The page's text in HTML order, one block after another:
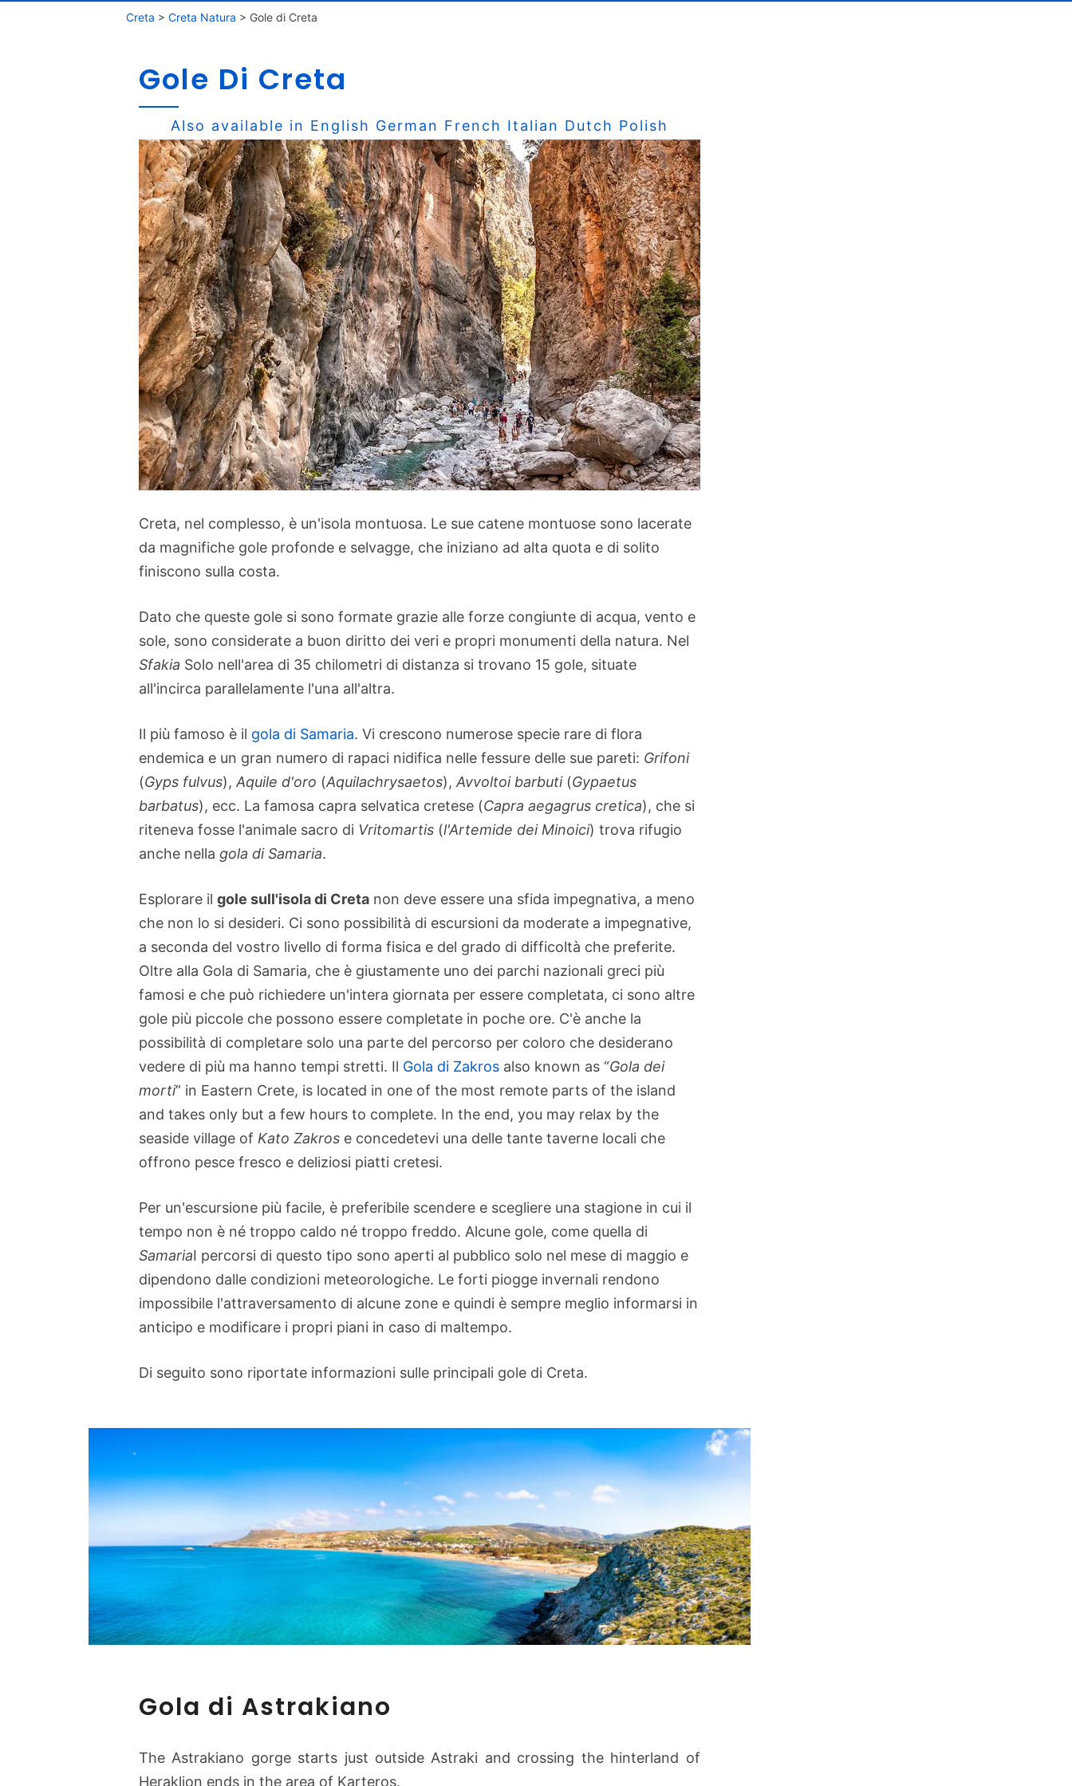
Creta > Creta Natura > Gole di Creta
Gole Di Creta
Also available in English German French Italian Dutch Polish
Creta, nel complesso, è un'isola montuosa. Le sue catene montuose sono lacerate
da magnifiche gole profonde e selvagge, che iniziano ad alta quota e di solito
finiscono sulla costa.
Dato che queste gole si sono formate grazie alle forze congiunte di acqua, vento e
sole, sono considerate a buon diritto dei veri e propri monumenti della natura. Nel
Sfakia Solo nell'area di 35 chilometri di distanza si trovano 15 gole, situate
all'incirca parallelamente l'una all'altra.
Il più famoso è il gola di Samaria. Vi crescono numerose specie rare di flora
endemica e un gran numero di rapaci nidifica nelle fessure delle sue pareti: Grifoni
(Gyps fulvus), Aquile d'oro (Aquilachrysaetos), Avvoltoi barbuti(Gypaetus
barbatus), ecc. La famosa capra selvatica cretese (Capra aegagrus cretica), che si
riteneva fosse l'animale sacro di Vritomartis (l'Artemide dei Minoici) trova rifugio
anche nella gola di Samaria.
Esplorare il gole sull'isola di Creta non deve essere una sfida impegnativa, a meno
che non lo si desideri. Ci sono possibilità di escursioni da moderate a impegnative,
a seconda del vostro livello di forma fisica e del grado di difficoltà che preferite.
Oltre alla Gola di Samaria, che è giustamente uno dei parchi nazionali greci più
famosi e che può richiedere un'intera giornata per essere completata, ci sono altre
gole più piccole che possono essere completate in poche ore. C'è anche la
possibilità di completare solo una parte del percorso per coloro che desiderano
vedere di più ma hanno tempi stretti. Il Gola di Zakros also known as “Gola dei
morti” in Eastern Crete, is located in one of the most remote parts of the island
and takes only but a few hours to complete. In the end, you may relax by the
seaside village of Kato Zakros e concedetevi una delle tante taverne locali che
offrono pesce fresco e deliziosi piatti cretesi.
Per un'escursione più facile, è preferibile scendere e scegliere una stagione in cui il
tempo non è né troppo caldo né troppo freddo. Alcune gole, come quella di
SamariaI percorsi di questo tipo sono aperti al pubblico solo nel mese di maggio e
dipendono dalle condizioni meteorologiche. Le forti piogge invernali rendono
impossibile l'attraversamento di alcune zone e quindi è sempre meglio informarsi in
anticipo e modificare i propri piani in caso di maltempo.
Di seguito sono riportate informazioni sulle principali gole di Creta.
d
Gola di Astrakiano
The Astrakiano gorge starts just outside Astraki and crossing the hinterland of
Heraklion ends in the area of ​​Karteros.